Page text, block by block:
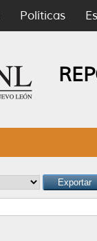
Políticas